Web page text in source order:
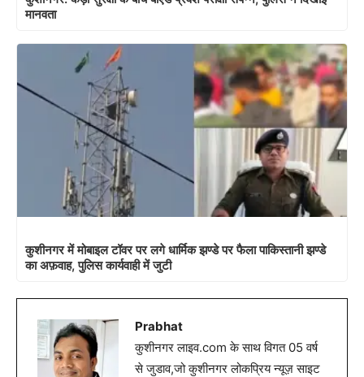
मानवता
कुशीनगर में मोबाइल टॉवर पर लगे धार्मिक झण्डे पर फैला पाकिस्तानी झण्डे
का अफ़वाह, पुलिस कार्यवाही में जुटी
Prabhat
कुशीनगर लाइव.com के साथ विगत 05 वर्ष
से जुडाव,जो कुशीनगर लोकप्रिय न्यूज़ साइट